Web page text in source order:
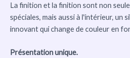
La finition et la finition sont non
spéciales, mais aussi à l'intérieur, un
innovant qui change de couleur en
Présentation unique.